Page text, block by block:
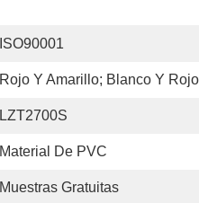
ISO90001
Rojo Y Amarillo; Blanco Y Rojo
LZT2700S
Material De PVC
Muestras Gratuitas